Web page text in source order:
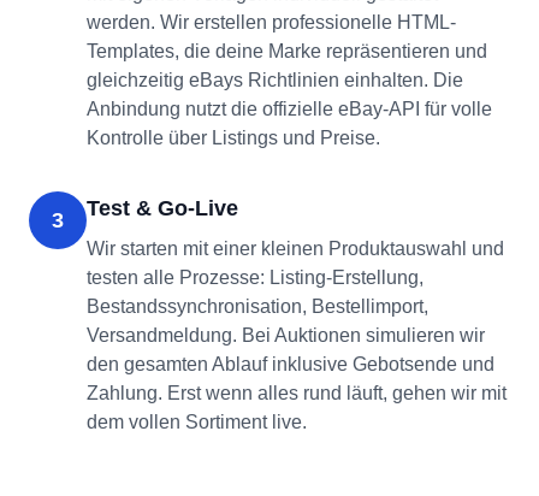
werden. Wir erstellen professionelle HTML-
Templates, die deine Marke repräsentieren und
gleichzeitig eBays Richtlinien einhalten. Die
Anbindung nutzt die offizielle eBay-API für volle
Kontrolle über Listings und Preise.
3 Test & Go-Live
Wir starten mit einer kleinen Produktauswahl und
testen alle Prozesse: Listing-Erstellung,
Bestandssynchronisation, Bestellimport,
Versandmeldung. Bei Auktionen simulieren wir
den gesamten Ablauf inklusive Gebotsende und
Zahlung. Erst wenn alles rund läuft, gehen wir mit
dem vollen Sortiment live.